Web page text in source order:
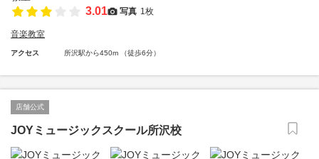
3.01 写真 1枚
音楽教室
アクセス 所沢駅から450m （徒歩6分）
店舗公式
JOYミュージックスクール所沢校